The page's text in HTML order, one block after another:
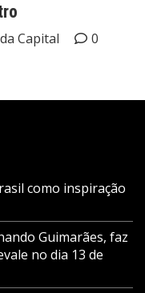
Capital 0
como inspiração
Guimarães, faz
no dia 13 de